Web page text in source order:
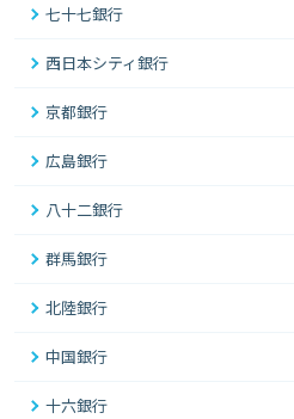
七十七銀行
西日本シティ銀行
京都銀行
広島銀行
八十二銀行
群馬銀行
北陸銀行
中国銀行
十六銀行